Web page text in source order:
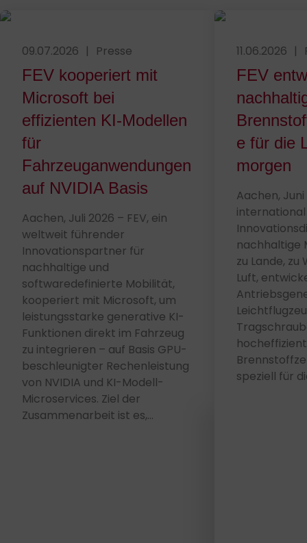
Veröffentlicht am 09.07.2026
09.07.2026 | Presse
FEV kooperiert mit
Microsoft bei
effizienten KI-Modellen
für
Fahrzeuganwendungen
auf NVIDIA Basis
Aachen, Juli 2026 – FEV, ein
weltweit führender
Innovationspartner für
nachhaltige und
softwaredefinierte Mobilität,
kooperiert mit Microsoft, um
leistungsstarke generative KI-
Funktionen direkt im Fahrzeug
zu integrieren – auf Basis GPU-
beschleunigter Rechenleistung
von NVIDIA und KI-Modell-
Microservices. Ziel der
Zusammenarbeit ist es,…
11.06.2026 |
FEV
e für die
morgen
Aachen, Juni
nachhaltige
zu Lande, zu
Luft,
speziell für